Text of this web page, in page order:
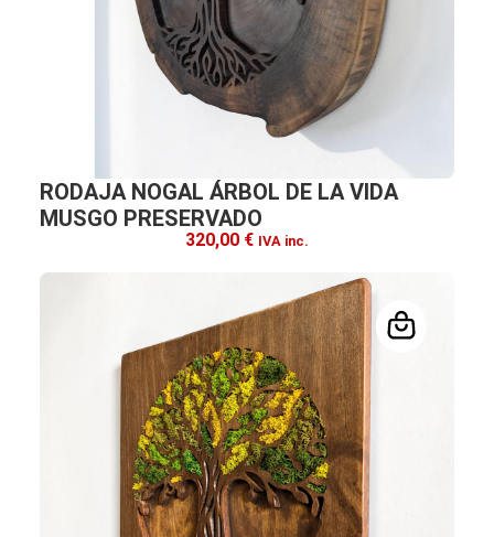
RODAJA NOGAL ÁRBOL DE LA VIDA
MUSGO PRESERVADO
320,00 € IVA inc.